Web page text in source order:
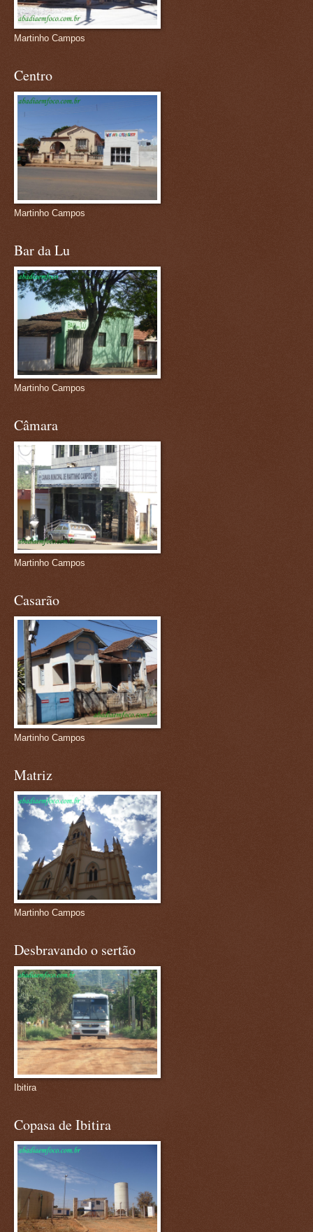
Martinho Campos
Centro
Martinho Campos
Bar da Lu
Martinho Campos
Câmara
Martinho Campos
Casarão
Martinho Campos
Matriz
Martinho Campos
Desbravando o sertão
Ibitira
Copasa de Ibitira